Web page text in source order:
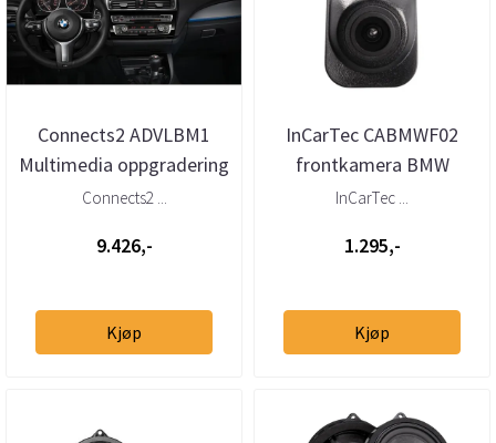
Connects2 ADVLBM1
Multimedia oppgradering
BMW 1-/2-/3-/4-/5-serie
Connects2 ...
9.426,-
Kjøp
InCarTec CABMWF02
frontkamera BMW
(CVBS) 2-serie (F22/F23)
InCarTec ...
1.295,-
Kjøp